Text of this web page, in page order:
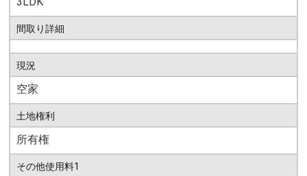
間取り詳細
現況
空家
土地権利
所有権
その他使用料1